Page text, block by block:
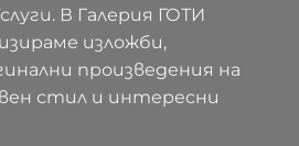
В Галерия ГОТИ
изложби,
произведения на
стил и интересни